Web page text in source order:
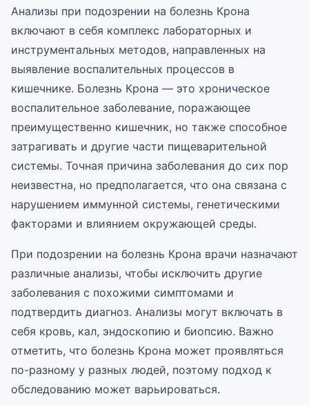
Анализы при подозрении на болезнь Крона
включают в себя комплекс лабораторных и
инструментальных методов, направленных на
выявление воспалительных процессов в
кишечнике. Болезнь Крона — это хроническое
воспалительное заболевание, поражающее
преимущественно кишечник, но также способное
затрагивать и другие части пищеварительной
системы. Точная причина заболевания до сих пор
неизвестна, но предполагается, что она связана с
нарушением иммунной системы, генетическими
факторами и влиянием окружающей среды.
При подозрении на болезнь Крона врачи назначают
различные анализы, чтобы исключить другие
заболевания с похожими симптомами и
подтвердить диагноз. Анализы могут включать в
себя кровь, кал, эндоскопию и биопсию. Важно
отметить, что болезнь Крона может проявляться
по-разному у разных людей, поэтому подход к
обследованию может варьироваться.